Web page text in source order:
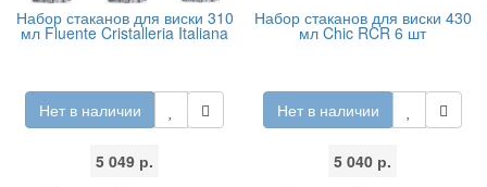
Набор стаканов для виски 310
мл Fluente Cristalleria Italiana
Нет в наличии
5 049 р.
Набор стаканов для виски 430
мл Chic RCR 6 шт
Нет в наличии
5 040 р.